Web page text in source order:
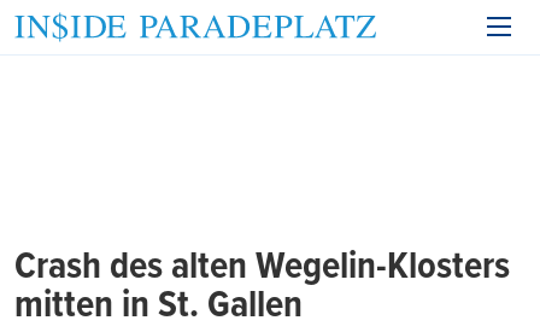
Crash des alten Wegelin-Klosters
mitten in St. Gallen